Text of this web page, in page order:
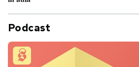
Podcast